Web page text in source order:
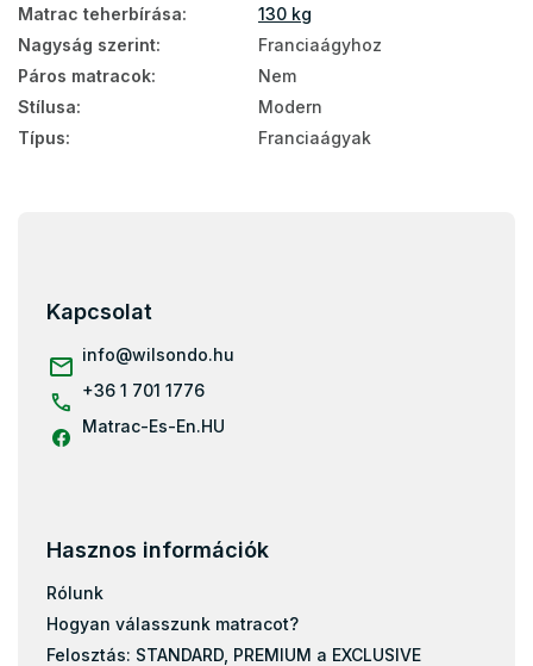
Kemény matracok 160x200
Matracok teherbírás szerint - 130 kg
Olcsó matrac 160x200
Matrac teherbírása:
130 kg
Nagyság szerint:
Franciaágyhoz
Páros matracok:
Nem
Stílusa:
Modern
Típus: Franciaágyak
Kapcsolat
info@wilsondo.hu
+36 1 701 1776
Matrac-Es-En.HU
Hasznos információk
Rólunk
Hogyan válasszunk matracot?
Felosztás: STANDARD, PREMIUM a EXCLUSIVE